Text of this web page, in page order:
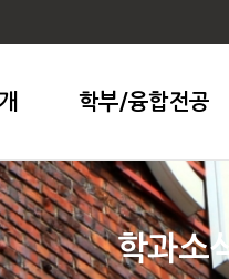
학부/융합전공
학과소식